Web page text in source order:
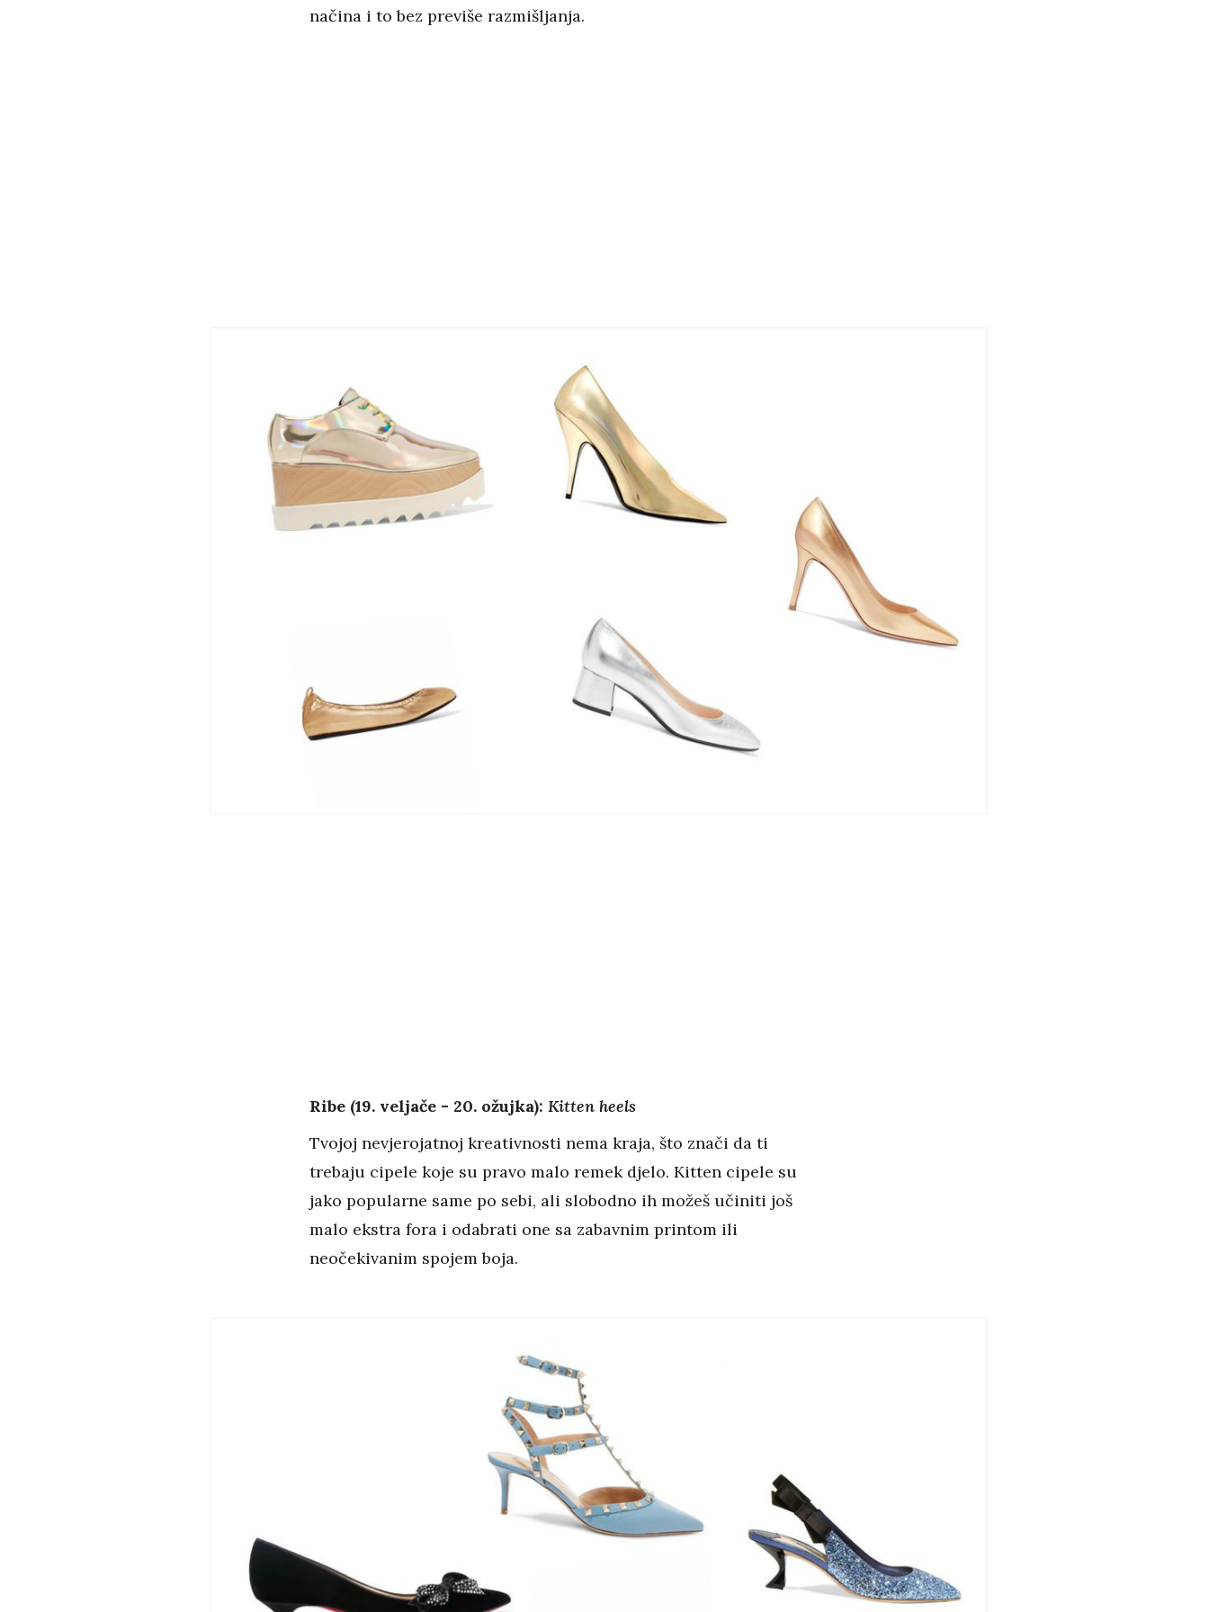
načina i to bez previše razmišljanja.
Ribe (19. veljače - 20. ožujka): Kitten heels
Tvojoj nevjerojatnoj kreativnosti nema kraja, što znači da ti
trebaju cipele koje su pravo malo remek djelo. Kitten cipele su
jako popularne same po sebi, ali slobodno ih možeš učiniti još
malo ekstra fora i odabrati one sa zabavnim printom ili
neočekivanim spojem boja.